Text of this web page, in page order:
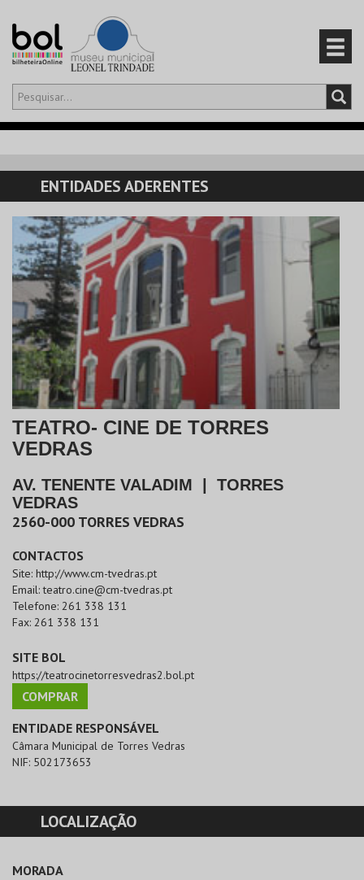
Olá,iniciar sessão
CARRINHO
EVENTOS
CARTÕES
PRODUTOS
ENTIDADES ADERENTES
TEATRO- CINE DE TORRES
VEDRAS
AV. TENENTE VALADIM
TORRES
VEDRAS
2560-000 TORRES VEDRAS
CONTACTOS
Site: http://www.cm-tvedras.pt
Email:teatro.cine@cm-tvedras.pt
Telefone: 261 338 131
Fax: 261 338 131
SITE BOL
https://teatrocinetorresvedras2.bol.pt
COMPRAR
ENTIDADE RESPONSÁVEL
Câmara Municipal de Torres Vedras
NIF: 502173653
LOCALIZAÇÃO
MORADA